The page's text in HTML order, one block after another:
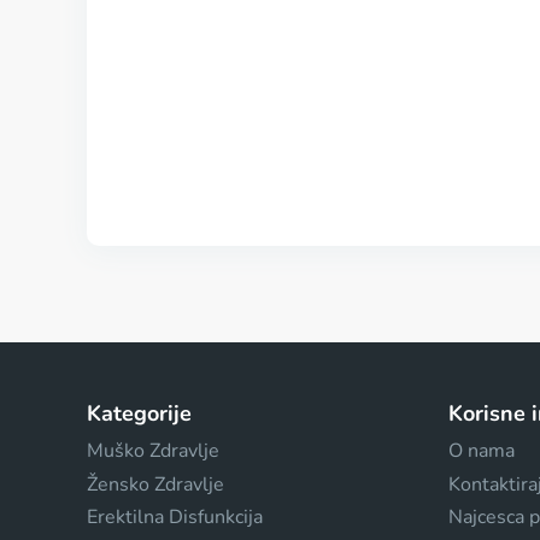
Kategorije
Muško Zdravlje
Žensko Zdravlje
Erektilna Disfunkcija
Korisne
O nama
Najcesca